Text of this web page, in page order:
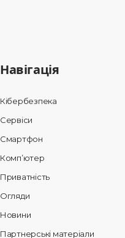
Навігація
Кібербезпека
Сервіси
Смартфон
Комп’ютер
Приватність
Огляди
Новини
Партнерські матеріали